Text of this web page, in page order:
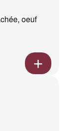
oeuf